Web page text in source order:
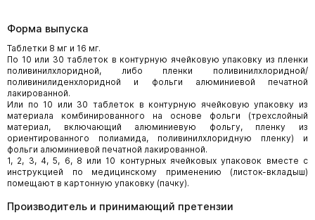
Форма выпуска
Таблетки 8 мг и 16 мг.
По 10 или 30 таблеток в контурную ячейковую упаковку из пленки
поливинилхлоридной, либо пленки поливинилхлоридной/
поливинилиденхлоридной и фольги алюминиевой печатной
лакированной.
Или по 10 или 30 таблеток в контурную ячейковую упаковку из
материала комбинированного на основе фольги (трехслойный
материал, включающий алюминиевую фольгу, пленку из
ориентированного полиамида, поливинилхлоридную пленку) и
фольги алюминиевой печатной лакированной.
1, 2, 3, 4, 5, 6, 8 или 10 контурных ячейковых упаковок вместе с
инструкцией по медицинскому применению (листок-вкладыш)
помещают в картонную упаковку (пачку).
Производитель и принимающий претензии